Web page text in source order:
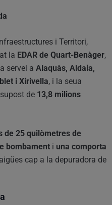
i Territori,
la EDAR de Quart-Benàger,
servei a Alaquàs, Aldaia,
i Xirivella, i la seua
de 13,8 milions
de 25 quilòmetres de
bombament i una comporta
cap a la depuradora de